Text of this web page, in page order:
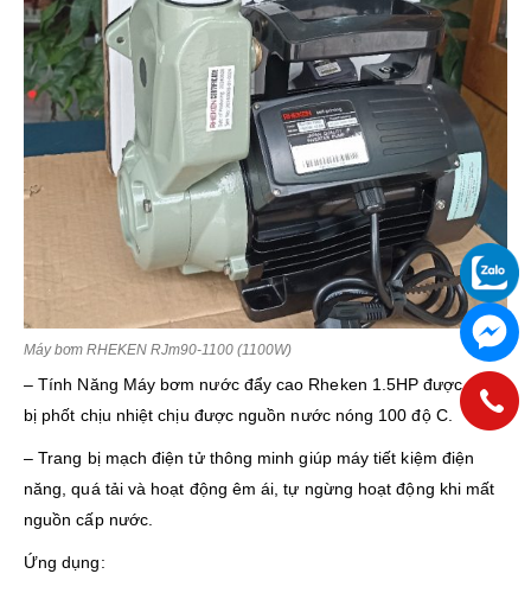
Máy bơm RHEKEN RJm90-1100 (1100W)
– Tính Năng Máy bơm nước đẩy cao Rheken 1.5HP được trang
bị phốt chịu nhiệt chịu được nguồn nước nóng 100 độ C.
– Trang bị mạch điện tử thông minh giúp máy tiết kiệm điện
năng, quá tải và hoạt động êm ái, tự ngừng hoạt động khi mất
nguồn cấp nước.
Ứng dụng: